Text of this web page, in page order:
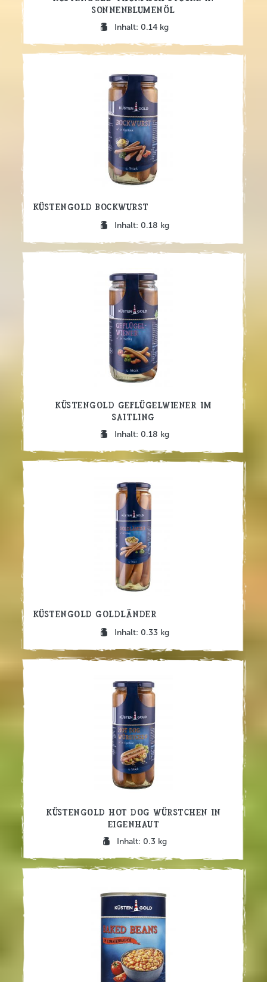
Sonnenblumenöl
Inhalt: 0.14 kg
Küstengold Bockwurst
Inhalt: 0.18 kg
Küstengold Geflügelwiener im
Saitling
Inhalt: 0.18 kg
Küstengold Goldländer
Inhalt: 0.33 kg
Küstengold Hot Dog Würstchen in
Eigenhaut
Inhalt: 0.3 kg